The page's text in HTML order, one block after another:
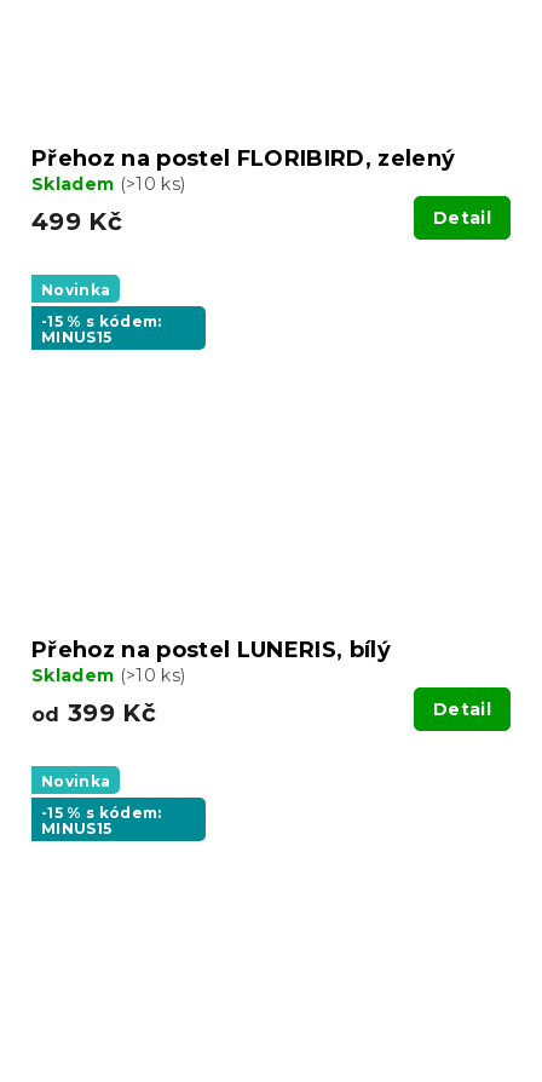
Přehoz na postel FLORIBIRD, zelený
Skladem (>10 ks)
499 Kč Detail
Novinka
-15 % s kódem:
MINUS15
Přehoz na postel LUNERIS, bílý
Skladem (>10 ks)
od 399 Kč Detail
Novinka
-15 % s kódem:
MINUS15